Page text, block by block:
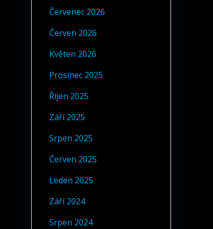
Červenec 2026
Červen 2026
Květen 2026
Prosinec 2025
Říjen 2025
Září 2025
Srpen 2025
Červen 2025
Leden 2025
Září 2024
Srpen 2024